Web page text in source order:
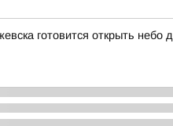
готовится открыть небо